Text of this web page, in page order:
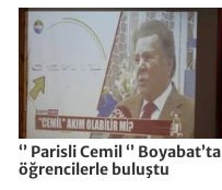
‘’ Parisli Cemil ‘’ Boyabat’ta
öğrencilerle buluştu